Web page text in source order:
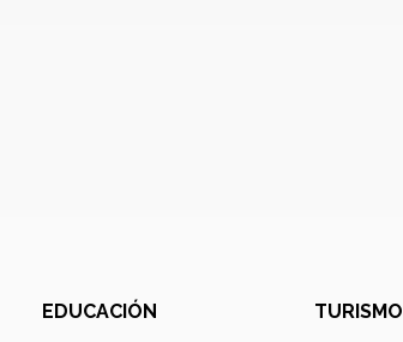
EDUCACIÓN TURISMO